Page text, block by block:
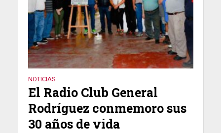
NOTICIAS
El Radio Club General
Rodríguez conmemoro sus
30 años de vida